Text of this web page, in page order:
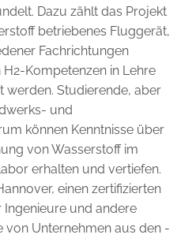
Dazu zählt das Projekt
betriebenes Fluggerät,
Fachrichtungen
Kompetenzen in Lehre
werden. Studierende, aber
und
können Kenntnisse über
von Wasserstoff im
erhalten und vertiefen.
einen zertifizierten
und ­an­dere
von Unternehmen aus den